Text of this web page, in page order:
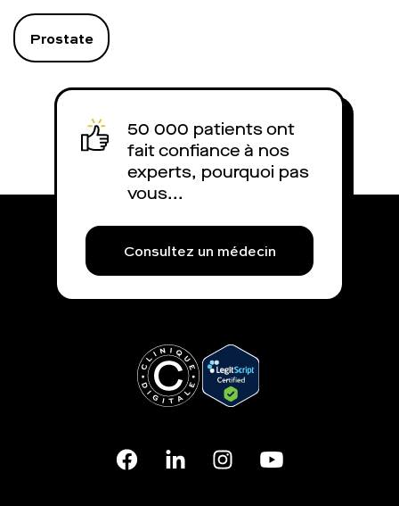
Prostate
50 000 patients ont
fait confiance à nos
experts, pourquoi pas
vous...
Consultez un médecin